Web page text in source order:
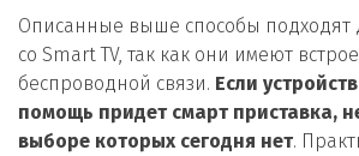
Описанные выше способы подходят
со Smart TV, так как они имеют
беспроводной связи. Если
помощь придет смарт приставка,
выборе которых сегодня нет.